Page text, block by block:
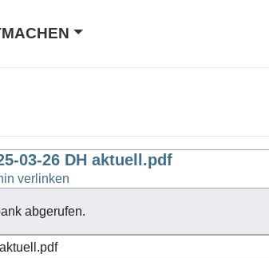
03-26 DH aktuell.pdf
verlinken
abgerufen.